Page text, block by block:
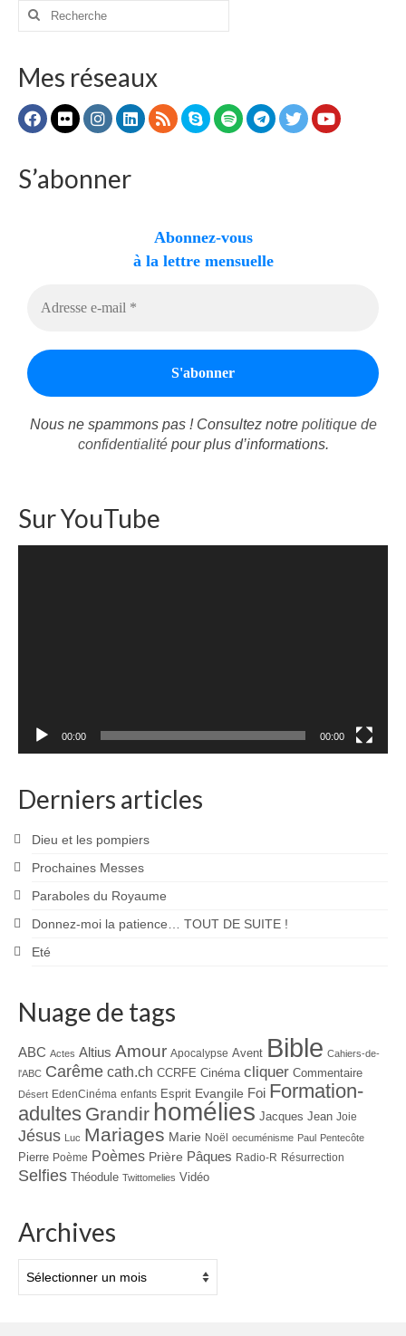
Rechercher
Mes réseaux
S’abonner
Abonnez-vous
à la lettre mensuelle
Nous ne spammons pas ! Consultez notre politique de
confidentialitépour plus d’informations.
Sur YouTube
00:00 00:00
Derniers articles
Dieu et les pompiers
Prochaines Messes
Paraboles du Royaume
Donnez-moi la patience… TOUT DE SUITE !
Eté
Nuage de tags
ABC Actes Altius Amour Apocalypse Avent Bible Cahiers-de-
l'ABC Carême cath.ch CCRFE Cinéma cliquer Commentaire
Désert EdenCinéma enfants Esprit Evangile Foi Formation-
adultes Grandir homélies Jacques Jean Joie
Jésus Luc Mariages Marie Noël oecuménisme Paul Pentecôte
Pierre Poème Poèmes Prière Pâques Radio-R Résurrection
Selfies Théodule Twittomelies Vidéo
Archives